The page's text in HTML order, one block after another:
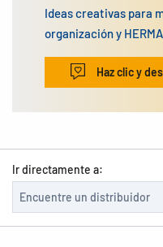
Ideas creativas para
organización y
Haz clic y
Ir directamente a: